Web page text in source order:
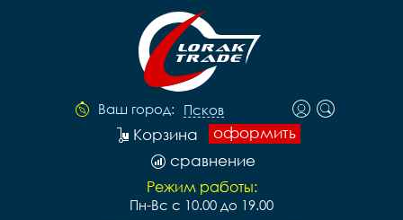
Ваш город: Псков
оформить
Корзина
сравнение
Режим работы:
Пн-Вс с 10.00 до 19.00